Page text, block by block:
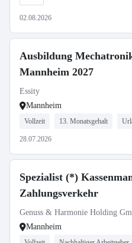
02.08.2026
Ausbildung
Mannheim 2027
Essity
Mannheim
Vollzeit 13. Monatsgehalt
28.07.2026
Spezialist (*)
Zahlungsverkehr
Genuss & Harmonie Holding
Mannheim